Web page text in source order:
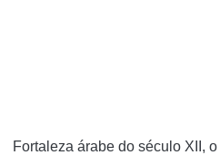
Fortaleza árabe do século XII,